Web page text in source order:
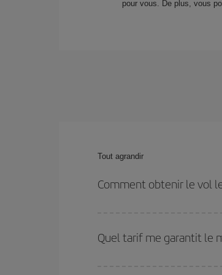
pour vous. De plus, vous
Tout agrandir
Comment obtenir le vol
de l'aller-retour. De plus, si vous
vol le plus économique.
Quel tarif me garantit le